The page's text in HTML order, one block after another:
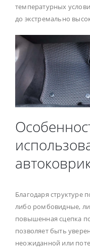
температурных
до экстремально
Благодаря структуре
либо ромбовидные,
повышенная сцепка
позволяет быть
неожиданной или